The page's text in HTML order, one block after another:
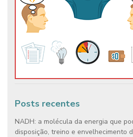
Posts recentes
NADH: a molécula da energia que
disposição, treino e envelhecimento